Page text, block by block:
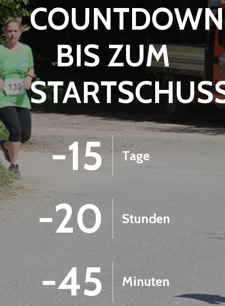
COUNTDOWN
BIS ZUM
-15 Tage
-20 Stunden
-45 Minuten